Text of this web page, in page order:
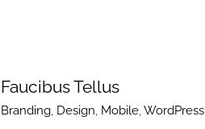
Faucibus Tellus
Branding, Design, Mobile,WordPress